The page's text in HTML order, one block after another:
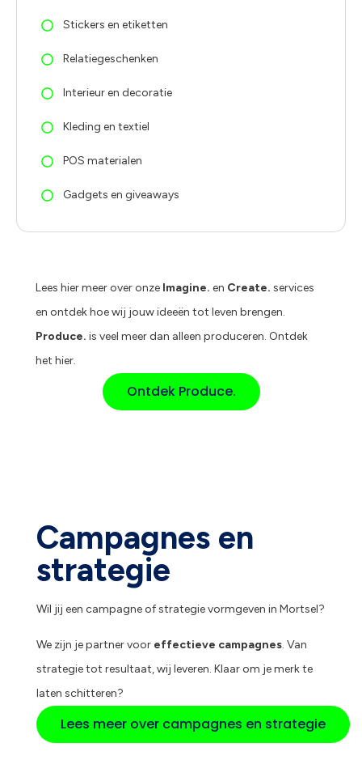
Stickers en etiketten
Relatiegeschenken
Interieur en decoratie
Kleding en textiel
POS materialen
Gadgets en giveaways
Lees hier meer over onze Imagine. en Create. services
en ontdek hoe wij jouw ideeën tot leven brengen.
Produce. is veel meer dan alleen produceren. Ontdek
het hier.
Ontdek Produce.
Campagnes en
strategie
Wil jij een campagne of strategie vormgeven in Mortsel?
We zijn je partner voor effectieve campagnes. Van
strategie tot resultaat, wij leveren. Klaar om je merk te
laten schitteren?
Lees meer over campagnes en strategie